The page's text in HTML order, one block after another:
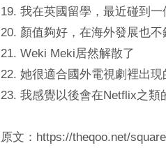
19. 我在英國留學，最近碰到
20. 顏值夠好，在海外發展也不
21. Weki Meki居然解散了
22. 她很適合國外電視劇裡出
23. 我感覺以後會在Netflix之類
原文：https://theqoo.net/